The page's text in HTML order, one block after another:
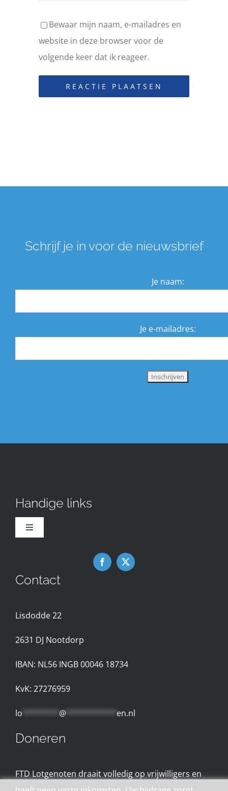
Bewaar mijn naam, e-mailadres en
website in deze browser voor de
volgende keer dat ik reageer.
Schrijf je in voor de nieuwsbrief
Je naam:
Je e-mailadres:
Handige links
Toggle
Nieuws
Contact met de Expertgroep
Gebruiksvoorwaarden
Contact
Lisdodde 22
2631 DJ Nootdorp
IBAN: NL56 INGB 00046 18734
KvK: 27276959
lo ******** @*********** en.nl
Doneren
FTD Lotgenoten draait volledig op vrijwilligers en